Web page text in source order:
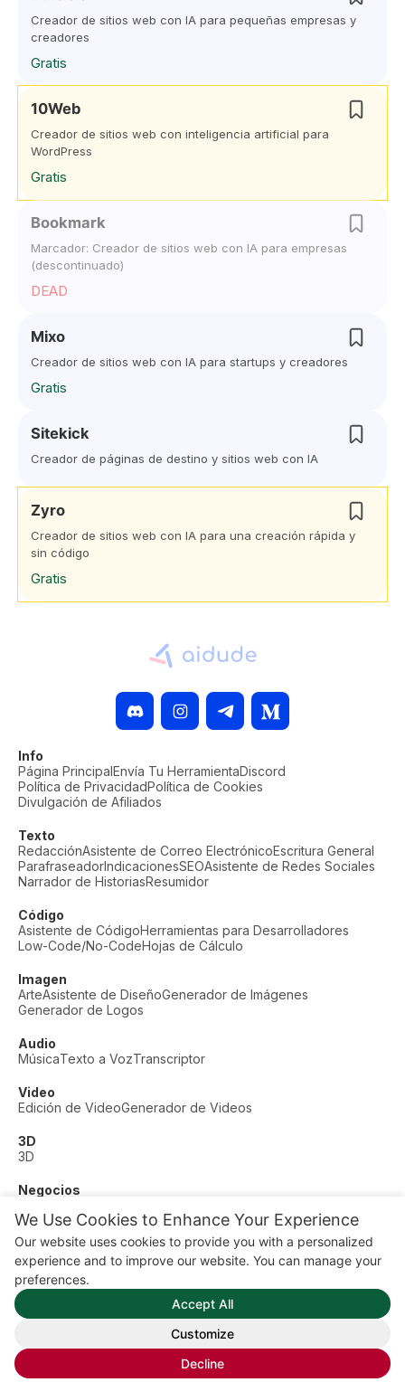
We Use Cookies to Enhance Your Experience
Our website uses cookies to provide you with a personalized
experience and to improve our website. You can manage your
preferences.
Accept All
Customize
Decline
Creador de sitios web con IA para pequeñas empresas y
creadores
Gratis
10Web
Creador de sitios web con inteligencia artificial para
WordPress
Gratis
Bookmark
Marcador: Creador de sitios web con IA para empresas
(descontinuado)
DEAD
Mixo
Creador de sitios web con IA para startups y creadores
Gratis
Sitekick
Creador de páginas de destino y sitios web con IA
Zyro
Creador de sitios web con IA para una creación rápida y
sin código
Gratis
Info
Página PrincipalEnvía Tu HerramientaDiscord
Política de PrivacidadPolítica de Cookies
Divulgación de Afiliados
Texto
RedacciónAsistente de Correo ElectrónicoEscritura General
ParafraseadorIndicacionesSEOAsistente de Redes Sociales
Narrador de HistoriasResumidor
Código
Asistente de CódigoHerramientas para Desarrolladores
Low-Code/No-CodeHojas de Cálculo
Imagen
ArteAsistente de DiseñoGenerador de Imágenes
Generador de Logos
Audio
MúsicaTexto a VozTranscriptor
Video
Edición de VideoGenerador de Videos
3D
3D
Negocios
Otros
Educación Fitness
© AI Dude, on your service since 2023. All rights reserved.
Manage Cookies
Algunos enlaces en este sitio son enlaces de afiliado. Esto
significa que podemos ganar una comisión si haces clic y
compras, sin costo adicional para ti.